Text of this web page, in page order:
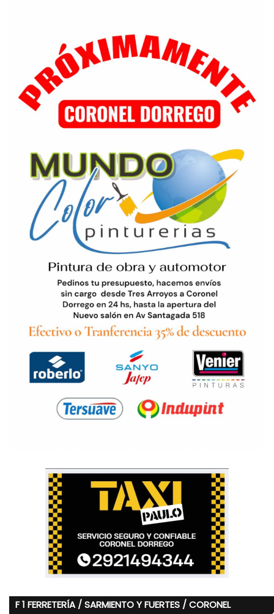
F 1 FERRETERÍA / SARMIENTO Y FUERTES / CORONEL